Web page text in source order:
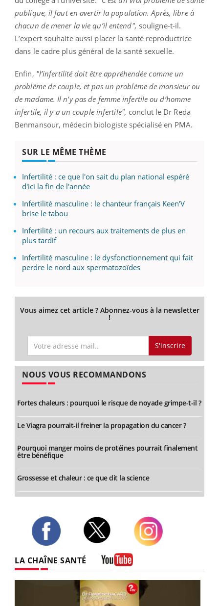
publique, il faut en avertir la population. Après, libre à
chacun de mener la vie qu’il entend", souligne-t-il.
L’expert souhaite aussi placer la santé reproductrice
dans le cadre plus général de la santé sexuelle.
Enfin, "l’infertilité doit être appréhendée comme un
problème de couple, et pas un problème de monsieur ou
de madame. Il n’y pas de femme infertile ou d’homme
infertile, il y a un couple infertile", conclut le Dr Reda
Benmansour, médecin biologiste spécialisé en PMA.
SUR LE MÊME THÈME
Infertilité : ce que l'on sait du plan national espéré
d'ici la fin de l'année
Infertilité masculine : le chanteur français Keen'V
brise le tabou
Infertilité : un recours aux traitements de plus en
plus tardif
Infertilité masculine : le dysfonctionnement qui fait
perdre le nord aux spermatozoïdes
Vous aimez cet article ? Abonnez-vous à la newsletter
!
S'inscrire
NOUS VOUS RECOMMANDONS
Fortes chaleurs : pourquoi le risque de noyade grimpe-t-il ?
Le Viagra pourrait-il freiner la propagation du cancer ?
Pourquoi manger moins de protéines pourrait finalement
être bénéfique
Grossesse et chaleur : ce que dit la science
LA CHAÎNE SANTÉ